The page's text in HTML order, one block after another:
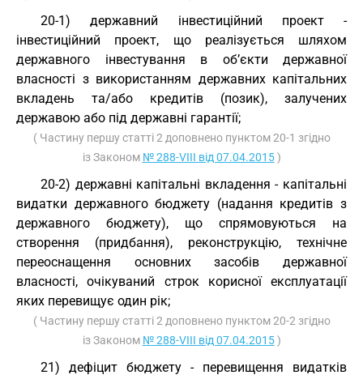
20-1) державний інвестиційний проект -
інвестиційний проект, що реалізується шляхом
державного інвестування в об’єкти державної
власності з використанням державних капітальних
вкладень та/або кредитів (позик), залучених
державою або під державні гарантії;
( Частину першу статті 2 доповнено пунктом 20-1 згідно
із Законом № 288-VIII від 07.04.2015)
20-2) державні капітальні вкладення - капітальні
видатки державного бюджету (надання кредитів з
державного бюджету), що спрямовуються на
створення (придбання), реконструкцію, технічне
переоснащення основних засобів державної
власності, очікуваний строк корисної експлуатації
яких перевищує один рік;
( Частину першу статті 2 доповнено пунктом 20-2 згідно
із Законом № 288-VIII від 07.04.2015)
21) дефіцит бюджету - перевищення видатків